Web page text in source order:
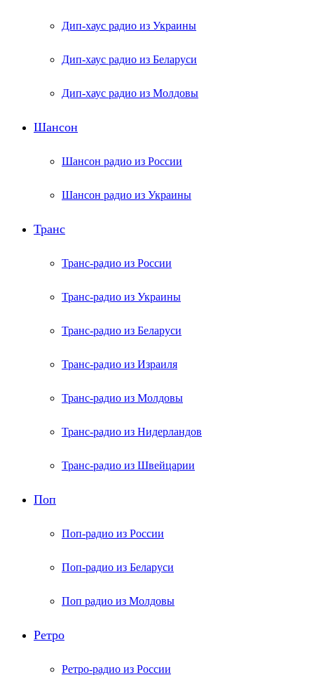
Дип-хаус радио из Украины
Дип-хаус радио из Беларуси
Дип-хаус радио из Молдовы
Шансон
Шансон радио из России
Шансон радио из Украины
Транс
Транс-радио из России
Транс-радио из Украины
Транс-радио из Беларуси
Транс-радио из Израиля
Транс-радио из Молдовы
Транс-радио из Нидерландов
Транс-радио из Швейцарии
Поп
Поп-радио из России
Поп-радио из Беларуси
Поп радио из Молдовы
Ретро
Ретро-радио из России